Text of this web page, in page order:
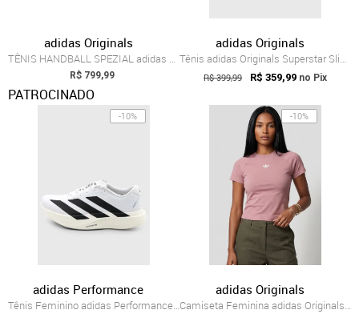
adidas Originals
TÊNIS HANDBALL SPEZIAL adidas Originals Bege
R$ 799,99
PATROCINADO
adidas Originals
Tênis adidas Originals Superstar Slip On Preto
R$ 399,99 R$ 359,99 no Pix
-10%
adidas Performance
Tênis Feminino adidas Performance Adizer...
-10%
adidas Originals
Camiseta Feminina adidas Originals Trefo...